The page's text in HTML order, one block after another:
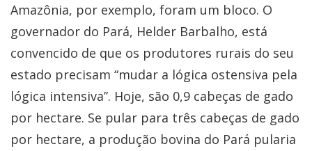
Amazônia, por exemplo, foram um bloco. O
governador do Pará, Helder Barbalho, está
convencido de que os produtores rurais do seu
estado precisam “mudar a lógica ostensiva pela
lógica intensiva”. Hoje, são 0,9 cabeças de gado
por hectare. Se pular para três cabeças de gado
por hectare, a produção bovina do Pará pularia